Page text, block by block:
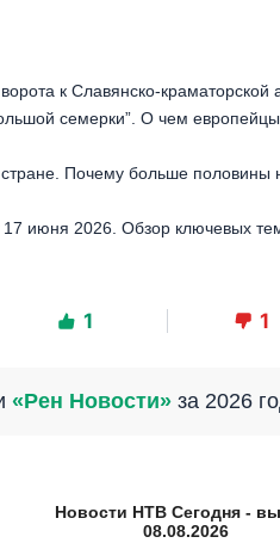
к Славянско-краматорской
семерки”. О чем
стране. Почему больше
июня 2026. Обзор ключевых
1 1
«Рен Новости» за 2026
Новости НТВ Сегодня -
08.08.2026